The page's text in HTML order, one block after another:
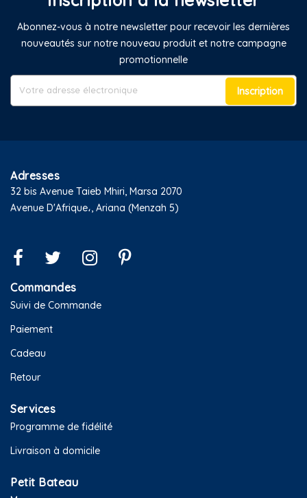
Abonnez-vous à notre newsletter pour recevoir les dernières
nouveautés sur notre nouveau produit et notre campagne
promotionnelle
Inscription
Adresses
32 bis Avenue Taieb Mhiri, Marsa 2070
Avenue D'Afrique،, Ariana (Menzah 5)
Commandes
Suivi de Commande
Paiement
Cadeau
Retour
Services
Programme de fidélité
Livraison à domicile
Petit Bateau